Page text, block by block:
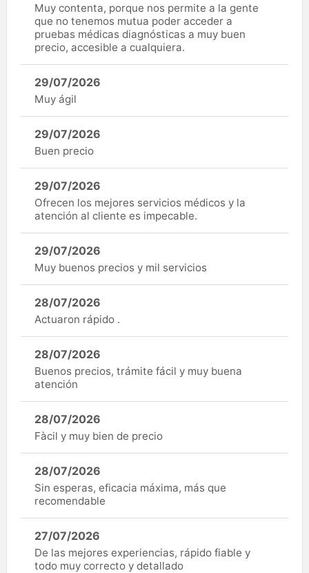
Muy contenta, porque nos permite a la gente
que no tenemos mutua poder acceder a
pruebas médicas diagnósticas a muy buen
precio, accesible a cualquiera.
29/07/2026
Muy ágil
29/07/2026
Buen precio
29/07/2026
Ofrecen los mejores servicios médicos y la
atención al cliente es impecable.
29/07/2026
Muy buenos precios y mil servicios
28/07/2026
Actuaron rápido .
28/07/2026
Buenos precios, trámite fácil y muy buena
atención
28/07/2026
Fàcil y muy bien de precio
28/07/2026
Sin esperas, eficacia máxima, más que
recomendable
27/07/2026
De las mejores experiencias, rápido fiable y
todo muy correcto y detallado